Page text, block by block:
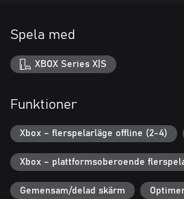
Spela med
XBOX Series X|S
Funktioner
Xbox – flerspelarläge offline (2-4)
Xbox – plattformsoberoende
Gemensam/delad skärm